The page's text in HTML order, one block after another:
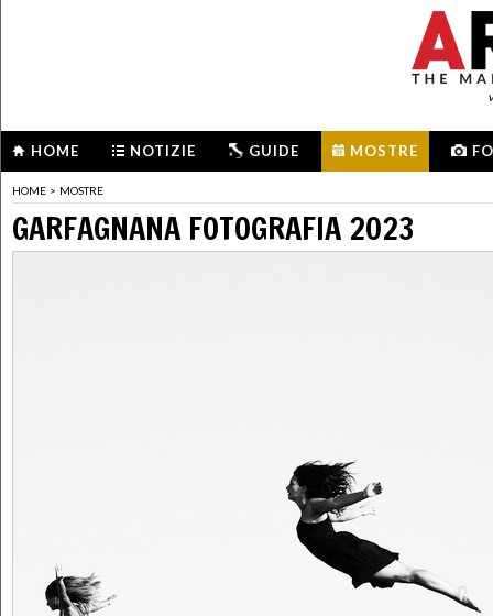
HOME NOTIZIE GUIDE MOSTRE
HOME > MOSTRE
GARFAGNANA FOTOGRAFIA 2023